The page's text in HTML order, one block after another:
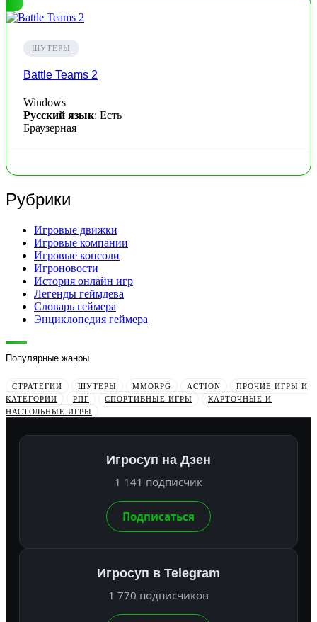
ШУТЕРЫ
Battle Teams 2
Windows
Русский язык: Есть
Браузерная
Рубрики
Игровые движки
Игровые компании
Игровые консоли
Игроновости
История онлайн игр
Легенды геймдева
Словарь геймера
Энциклопедия геймера
Популярные жанры
СТРАТЕГИИ ШУТЕРЫ MMORPG ACTION
ПРОЧИЕ ИГРЫ И
КАТЕГОРИИ
РПГ СПОРТИВНЫЕ ИГРЫ
КАРТОЧНЫЕ И
НАСТОЛЬНЫЕ ИГРЫ
Игросуп на Дзен
1 141 подписчик
Подписаться
Игросуп в Telegram
1 770 подписчиков